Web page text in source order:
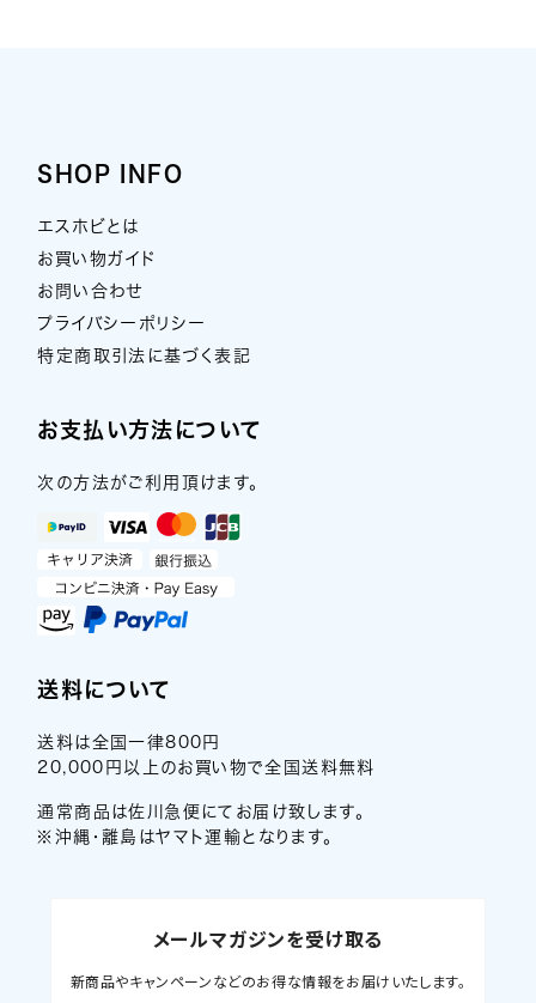
SHOP INFO
エスホビとは
お買い物ガイド
お問い合わせ
プライバシーポリシー
特定商取引法に基づく表記
お支払い方法について
次の方法がご利用頂けます。
送料について
送料は全国一律800円
20,000円以上のお買い物で全国送料無料
通常商品は佐川急便にてお届け致します。
※沖縄・離島はヤマト運輸となります。
メールマガジンを受け取る
新商品やキャンペーンなどのお得な情報をお届けいたします。